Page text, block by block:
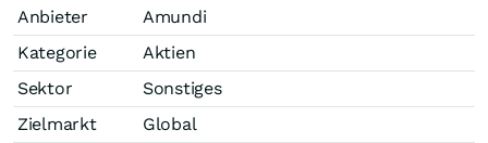
Anbieter
Amundi
Kategorie
Aktien
Sektor
Sonstiges
Zielmarkt
Global